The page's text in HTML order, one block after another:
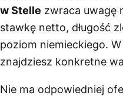
w Stelle zwraca uwagę
stawkę netto, długość
poziom niemieckiego.
znajdziesz konkretne
Nie ma odpowiedniej